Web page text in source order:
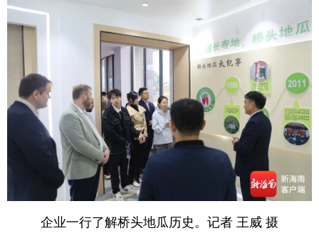
企业一行了解桥头地瓜历史。记者 王威 摄